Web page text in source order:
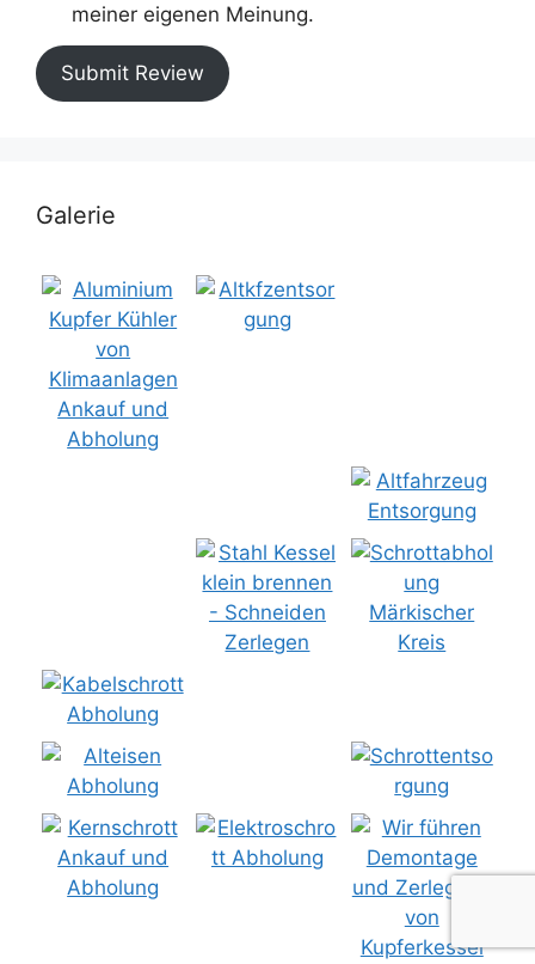
meiner eigenen Meinung.
Submit Review
Galerie